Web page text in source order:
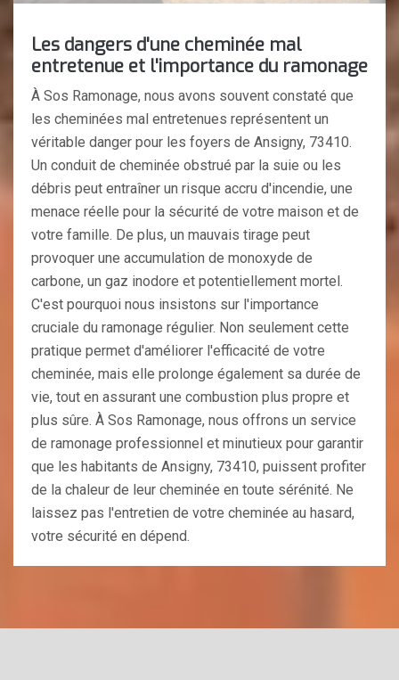
Les dangers d'une cheminée mal
entretenue et l'importance du ramonage
À Sos Ramonage, nous avons souvent constaté que
les cheminées mal entretenues représentent un
véritable danger pour les foyers de Ansigny, 73410.
Un conduit de cheminée obstrué par la suie ou les
débris peut entraîner un risque accru d'incendie, une
menace réelle pour la sécurité de votre maison et de
votre famille. De plus, un mauvais tirage peut
provoquer une accumulation de monoxyde de
carbone, un gaz inodore et potentiellement mortel.
C'est pourquoi nous insistons sur l'importance
cruciale du ramonage régulier. Non seulement cette
pratique permet d'améliorer l'efficacité de votre
cheminée, mais elle prolonge également sa durée de
vie, tout en assurant une combustion plus propre et
plus sûre. À Sos Ramonage, nous offrons un service
de ramonage professionnel et minutieux pour garantir
que les habitants de Ansigny, 73410, puissent profiter
de la chaleur de leur cheminée en toute sérénité. Ne
laissez pas l'entretien de votre cheminée au hasard,
votre sécurité en dépend.